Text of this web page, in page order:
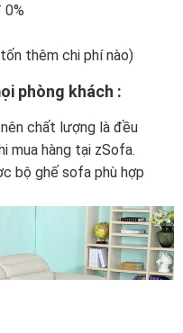
thêm chi phí nào)
phòng khách :
chất lượng là đều
mua hàng tại zSofa.
bộ ghế sofa phù hợp